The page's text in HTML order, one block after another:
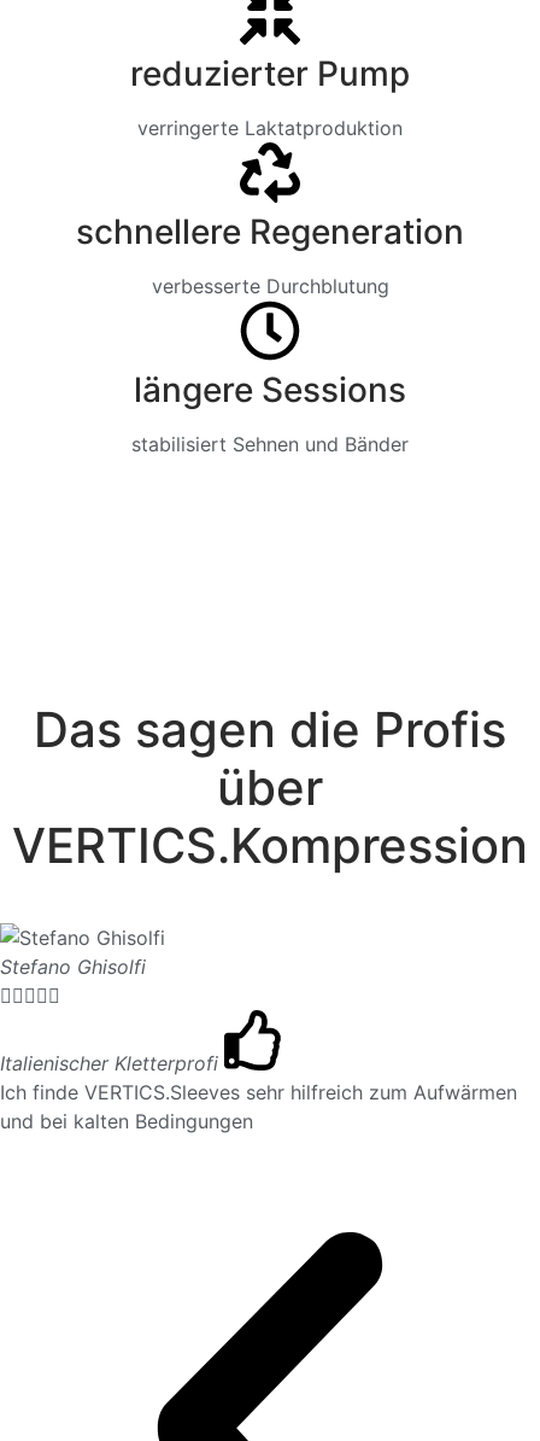
reduzierter Pump
verringerte Laktatproduktion
schnellere Regeneration
verbesserte Durchblutung
längere Sessions
stabilisiert Sehnen und Bänder
Das sagen die Profis
über
VERTICS.Kompression
Stefano Ghisolfi

Italienischer Kletterprofi
Ich finde VERTICS.Sleeves sehr hilfreich zum Aufwärmen
und bei kalten Bedingungen